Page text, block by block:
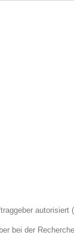
autorisiert
bei der